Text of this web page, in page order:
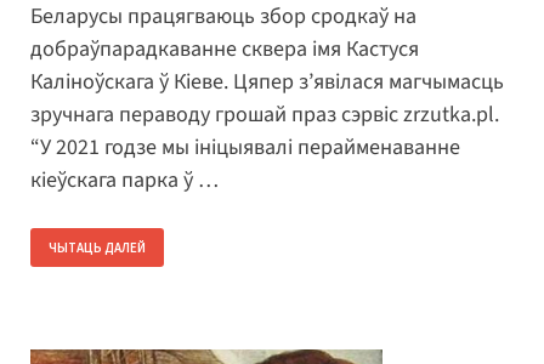
Беларусы працягваюць збор сродкаў на
добраўпарадкаванне сквера імя Кастуся
Каліноўскага ў Кіеве. Цяпер з’явілася магчымасць
зручнага пераводу грошай праз сэрвіс zrzutka.pl.
“У 2021 годзе мы ініцыявалі перайменаванне
кіеўскага парка ў …
ЧЫТАЦЬ ДАЛЕЙ